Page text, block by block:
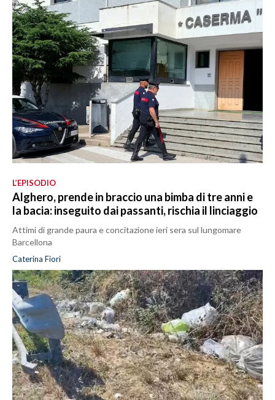
L’EPISODIO
Alghero, prende in braccio una bimba di tre anni e
la bacia: inseguito dai passanti, rischia il linciaggio
Attimi di grande paura e concitazione ieri sera sul lungomare
Barcellona
Caterina Fiori